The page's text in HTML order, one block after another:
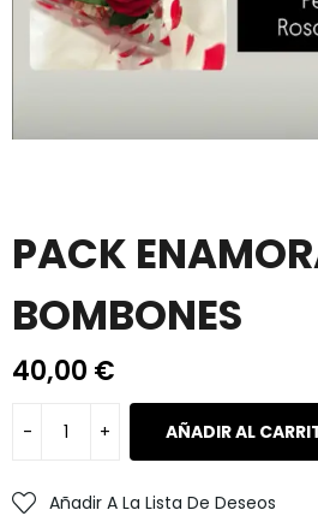
PACK
BOMBONES
40,00 €
AÑADIR AL
Añadir A La Lista De Deseos